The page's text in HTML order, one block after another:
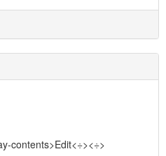
contents>Edit<÷><÷>